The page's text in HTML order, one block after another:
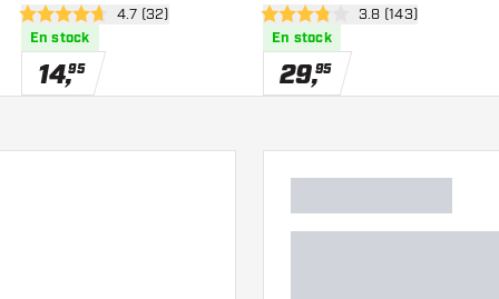
avis ouvrir le panneau des avis
4.7 étoiles de notation
4.7 (32)
En stock
14,95
ouvrir le panneau
3.8 étoiles de notation
3.8 (143)
En stock
29,95